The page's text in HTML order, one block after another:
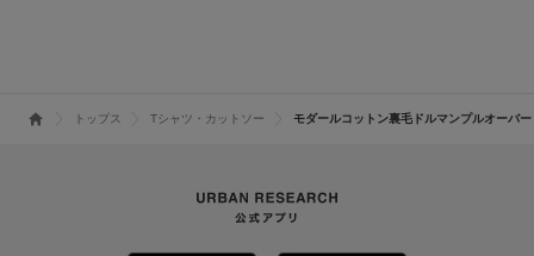
トップス Tシャツ・カットソー モダールコットン裏毛ドルマンプルオーバー